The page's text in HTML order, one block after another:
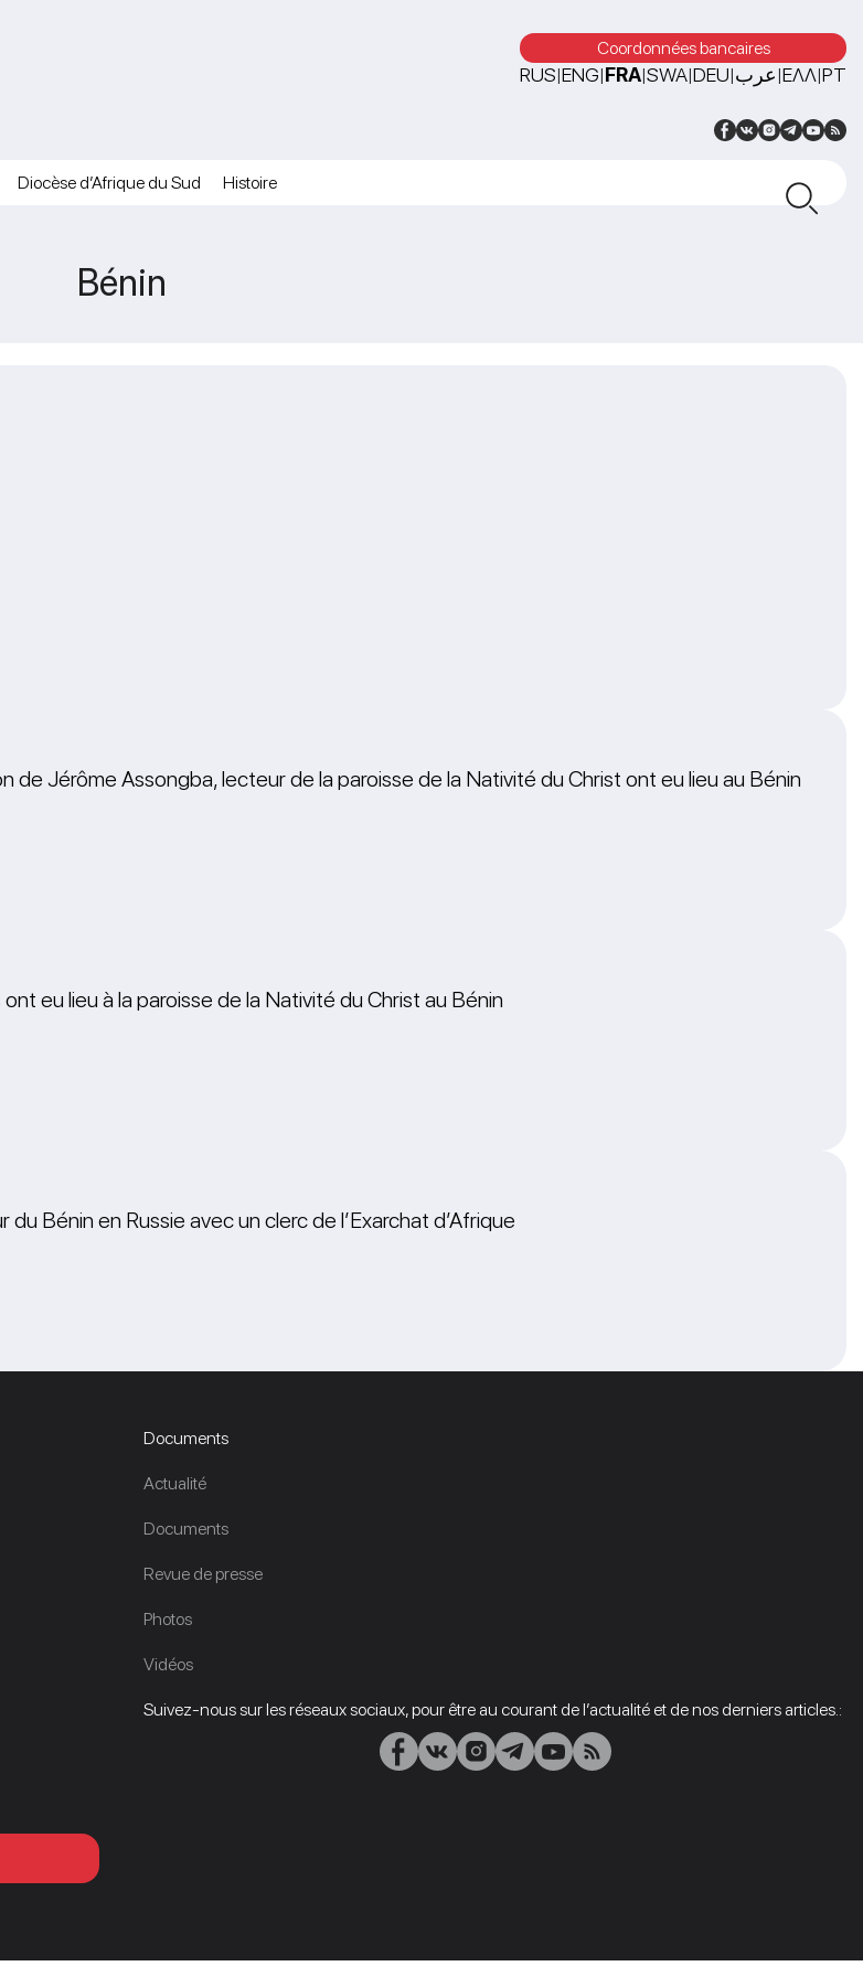
Coordonnées bancaires
RUS|ENG|FRA|SWA|DEU|عرب|ΕΛΛ|PT
Diocèse d’Afrique du Sud Histoire
Bénin
de Jérôme Assongba, lecteur de la paroisse de la Nativité du Christ ont eu lieu au Bénin
eu lieu à la paroisse de la Nativité du Christ au Bénin
du Bénin en Russie avec un clerc de l’Exarchat d’Afrique
Documents
Actualité
Documents
Revue de presse
Photos
Vidéos
Suivez-nous sur les réseaux sociaux, pour être au courant de l’actualité et de nos derniers articles.: